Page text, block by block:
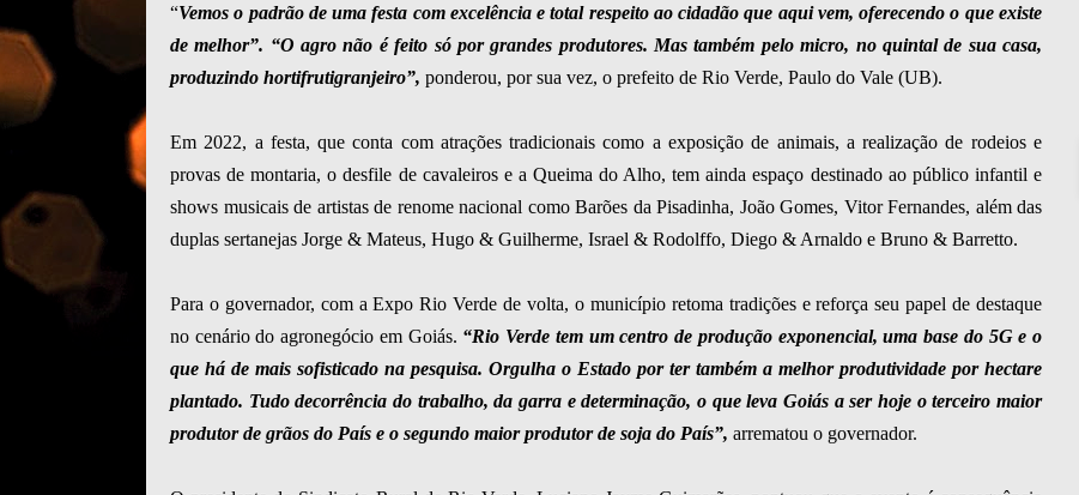
“Vemos o padrão de uma festa com excelência e total respeito ao cidadão que aqui vem, oferecendo o que existe
de melhor”. “O agro não é feito só por grandes produtores. Mas também pelo micro, no quintal de sua casa,
produzindo hortifrutigranjeiro”, ponderou, por sua vez, o prefeito de Rio Verde, Paulo do Vale (UB).
Em 2022, a festa, que conta com atrações tradicionais como a exposição de animais, a realização de rodeios e
provas de montaria, o desfile de cavaleiros e a Queima do Alho, tem ainda espaço destinado ao público infantil e
shows musicais de artistas de renome nacional como Barões da Pisadinha, João Gomes, Vitor Fernandes, além das
duplas sertanejas Jorge & Mateus, Hugo & Guilherme, Israel & Rodolffo, Diego & Arnaldo e Bruno & Barretto.
Para o governador, com a Expo Rio Verde de volta, o município retoma tradições e reforça seu papel de destaque
no cenário do agronegócio em Goiás. “Rio Verde tem um centro de produção exponencial, uma base do 5G e o
que há de mais sofisticado na pesquisa. Orgulha o Estado por ter também a melhor produtividade por hectare
plantado. Tudo decorrência do trabalho, da garra e determinação, o que leva Goiás a ser hoje o terceiro maior
produtor de grãos do País e o segundo maior produtor de soja do País”, arrematou o governador.